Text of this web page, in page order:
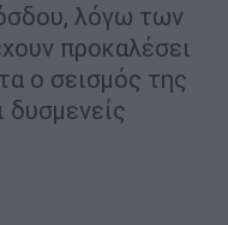
λόγω των
προκαλέσει
ο σεισμός της
δυσμενείς